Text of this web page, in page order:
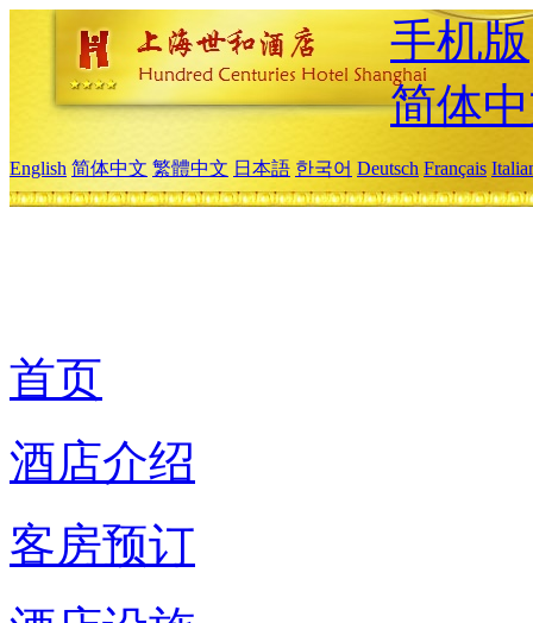
手机版
简体
English 简体中文 繁體中文 日本語 한국어 Deutsch Français
首页
酒店介绍
客房预订